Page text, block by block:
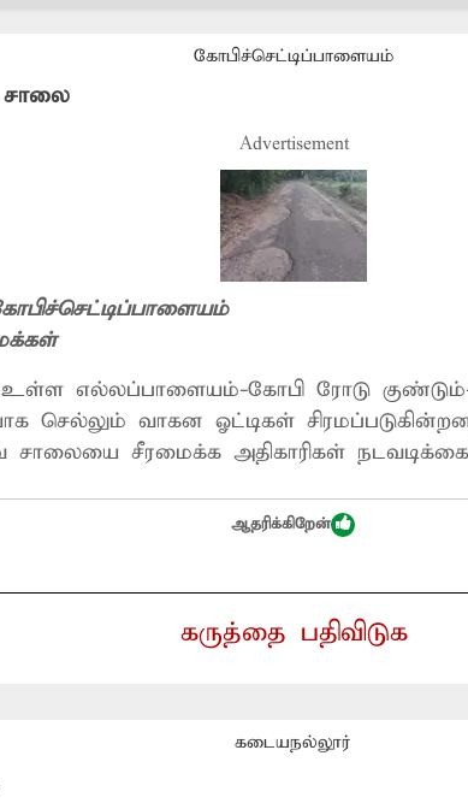
கோபிச்செட்டிப்பாளையம்
சாலை
Advertisement
எல்லப்பாளையம்-கோபி ரோடு குண்டும்-
செல்லும் வாகன ஓட்டிகள்
சாலையை சீரமைக்க அதிகாரிகள் நடவடிக்கை
ஆதரிக்கிறேன்
கருத்தை பதிவிடுக
கடையநல்லூர்